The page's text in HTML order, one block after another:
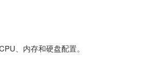
、内存和硬盘配置。